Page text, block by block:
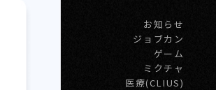
お知らせ
ジョブカン
ゲーム
ミクチャ
医療(CLIUS)